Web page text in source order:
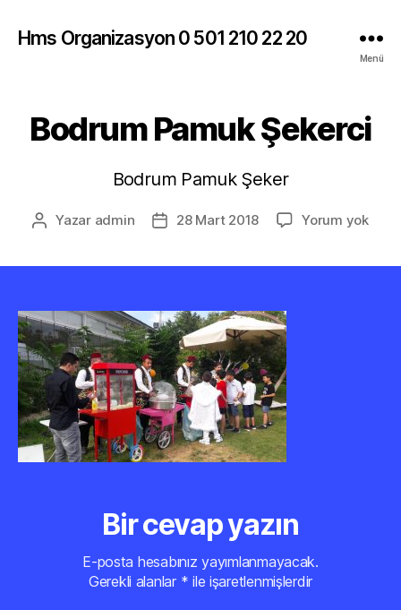
Hms Organizasyon 0 501 210 22 20
Menü
Bodrum Pamuk Şekerci
Bodrum Pamuk Şeker
Yazının
Yazar admin
Yazı28 Mart 2018 Yorum yok
Bir cevap yazın
E-posta hesabınız yayımlanmayacak.
Gerekli alanlar * ile işaretlenmişlerdir